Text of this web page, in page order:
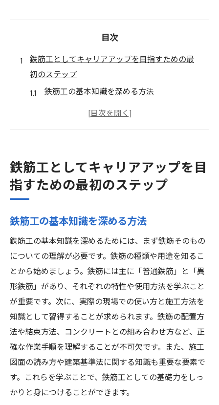
目次
鉄筋工としてキャリアアップを目指すための最
初のステップ
鉄筋工の基本知識を深める方法
現場での経験を積む重要性
先輩鉄筋工から学ぶキャリアアップのコツ
鉄筋工としての目標設定と計画作成
鉄筋工の資格取得で技術力を証明しよう
鉄筋工の主要な資格一覧
資格取得のための勉強法
試験対策と成功の秘訣
資格を持つ鉄筋工の成功事例
技術力を証明するための継続学習
都市部の建設プロジェクトで活躍するために必
要な鉄筋工資格
都市部特有の建設プロジェクトの特徴
都市部での鉄筋工の需要と役割
資格取得が都市部での就職に有利な理由
都市部のプロジェクトに求められるスキル
鉄筋工としてキャリアアップを目
指すための最初のステップ
鉄筋工の基本知識を深める方法
鉄筋工の基本知識を深めるためには、まず鉄筋そのもの
についての理解が必要です。鉄筋の種類や用途を知るこ
とから始めましょう。鉄筋には主に「普通鉄筋」と「異
形鉄筋」があり、それぞれの特性や使用方法を学ぶこと
が重要です。次に、実際の現場での使い方と施工方法を
知識として習得することが求められます。鉄筋の配置方
法や結束方法、コンクリートとの組み合わせ方など、正
確な作業手順を理解することが不可欠です。また、施工
図面の読み方や建築基準法に関する知識も重要な要素で
す。これらを学ぶことで、鉄筋工としての基礎力をしっ
かりと身につけることができます。